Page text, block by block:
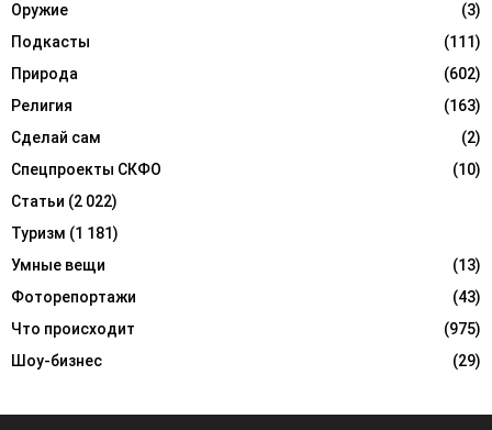
Оружие
(3)
Подкасты
(111)
Природа
(602)
Религия
(163)
Сделай сам
(2)
Спецпроекты СКФО
(10)
Статьи (2 022)
Туризм (1 181)
Умные вещи
(13)
Фоторепортажи
(43)
Что происходит
(975)
Шоу-бизнес
(29)